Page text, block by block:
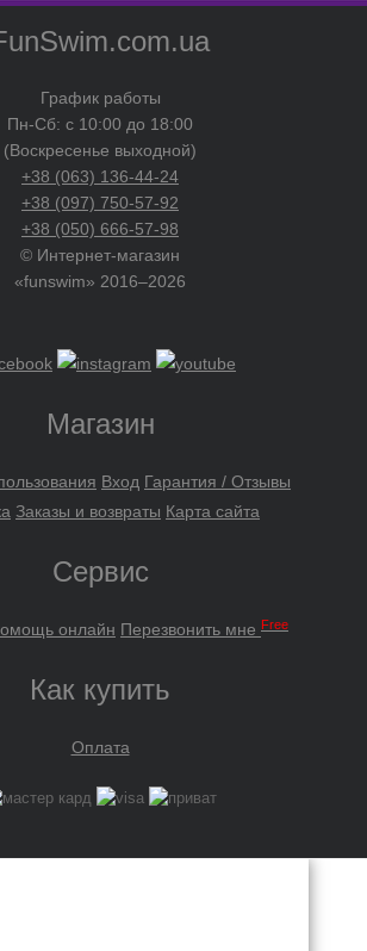
График работы
Пн-Сб: с 10:00 до 18:00
(Воскресенье выходной)
+38 (063) 136-44-24
+38 (097) 750-57-92
+38 (050) 666-57-98
© Интернет-магазин
«funswim» 2016–2026
Магазин
Вход Гарантия / Отзывы
Заказы и возвраты Карта сайта
Сервис
онлайн Перезвонить мне Free
Как купить
Оплата